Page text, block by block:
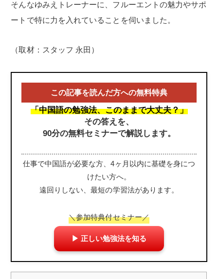
そんなゆみえトレーナーに、フルーエントの魅力やサポ
ートで特に力を入れていることを伺いました。
（取材：スタッフ 永田）
この記事を読んだ方への無料特典
「中国語の勉強法、このままで大丈夫？」
その答えを、
90分の無料セミナーで解説します。
仕事で中国語が必要な方、4ヶ月以内に基礎を身につ
けたい方へ。
遠回りしない、最短の学習法があります。
＼参加特典付セミナー／
▶ 正しい勉強法を知る